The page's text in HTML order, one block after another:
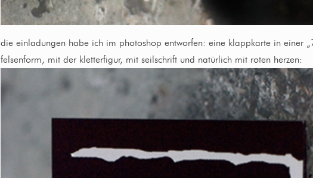
die einladungen habe ich im photoshop entworfen: eine klappkarte in einer
felsenform, mit der kletterfigur, mit seilschrift und natürlich mit roten herzen: